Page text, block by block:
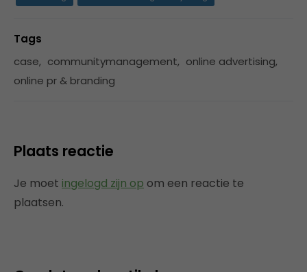
Tags
case, communitymanagement, online advertising,
online pr & branding
Plaats reactie
Je moet ingelogd zijn op om een reactie te
plaatsen.